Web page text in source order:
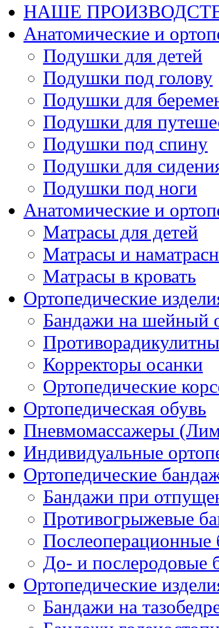
НАШЕ
Анатомические и
Подушки для детей
Подушки под голову
Подушки для
Подушки для
Подушки под спину
Подушки для
Подушки под ноги
Анатомические и
Матрасы для детей
Матрасы и
Матрасы в кровать
Ортопедические
Бандажи на шейный
Корректоры осанки
Ортопедические
Ортопедическая обувь
Пневмомассажеры
Индивидуальные
Ортопедические
Бандажи при
Противогрыжевые
Послеоперационные
До- и послеродовые
Ортопедические
Бандажи на